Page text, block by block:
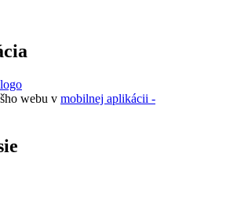
webu v mobilnej aplikácii -